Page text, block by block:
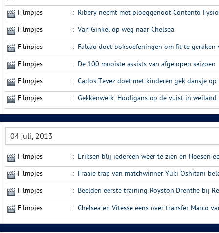
Filmpjes : Ribery neemt met ploeggenoot Contento
Filmpjes : Van Ginkel op weg naar Chelsea
Filmpjes : Falcao doet boksoefeningen om fit te geraken
Filmpjes : De 100 mooiste assists van afgelopen seizoen
Filmpjes : Carlos Tevez doet met kinderen gek dansje op
Filmpjes : Gekkenwerk: Hooligans op de vuist in weiland
04 juli, 2013
Filmpjes : Eriksen blij iedereen weer te zien en Hoesen
Filmpjes : Fraaie trap van matchwinner Yuki Oshitani
Filmpjes : Beelden eerste training Royston Drenthe bij
Filmpjes : Chelsea en Vitesse eens over transfer Marco